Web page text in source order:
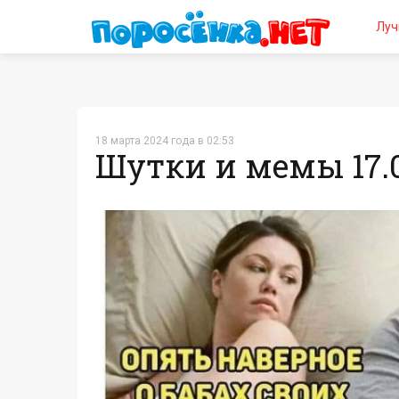
18 марта 2024 года в 02:53
Шутки и мемы